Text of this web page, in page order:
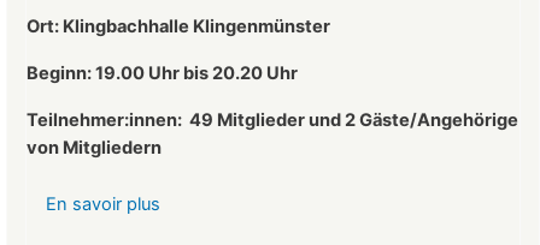
Vorsitzender
des
Ort: Klingbachhalle Klingenmünster
Beginn: 19.00 Uhr bis 20.20 Uhr
Teilnehmer:innen: 49 Mitglieder und 2 Gäste/Angehörige
von Mitgliedern
En savoir plus